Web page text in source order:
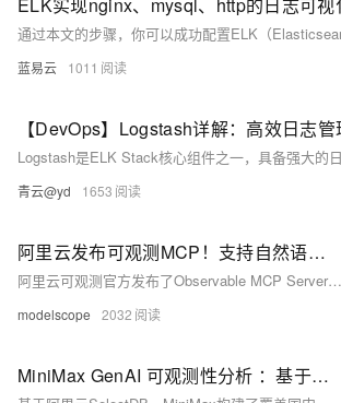
蓝易云 1011
【DevOps】Logstash详解：高效日志
青云@yd 1653
阿里云发布可观测MCP！支持自然语言查询和分析多模态日志
阿里云可观测官方发布了Observable MCP Server，提供了一系列访问阿里云可观测各产品的工具能力，包含阿里云日志服务SLS、阿里云应用实时监控服务ARMS等，支持用户通过自然语言形式查询
modelscope 2032
MiniMax GenAI 可观测性分析 ：基于阿里云 SelectDB 构建 PB 级别日志系统